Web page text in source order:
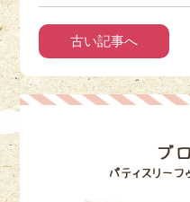
古い記事へ